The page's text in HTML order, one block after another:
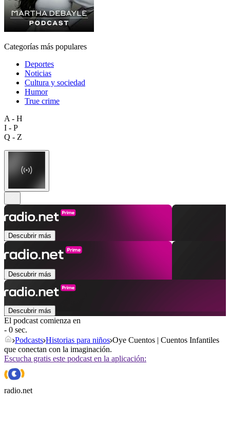
Categorías más populares
Deportes
Noticias
Cultura y sociedad
Humor
True crime
A - H
I - P
Q - Z
Descubrir más
Descubrir más
Descubrir más
El podcast comienza en
- 0 sec.
Podcasts Historias para niños Oye Cuentos | Cuentos Infantiles
que conectan con la imaginación.
Escucha gratis este podcast en la aplicación:
radio.net